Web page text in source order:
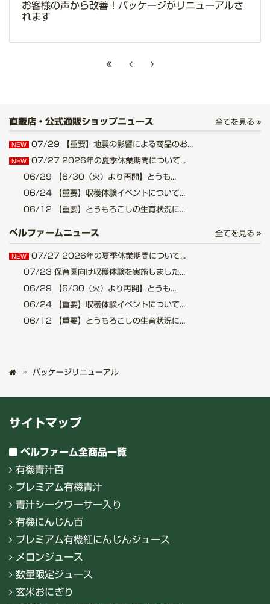
お客様の声から改善！パッケージがリニューアルさ
れます
直販店・公式通販ショップニュース 全てを見る
NEW 07/29 【重要】地震の影響による商品のお...
NEW 07/27 2026年の夏季休業期間について...
06/29 【6/30（火）より再開】とうも...
06/24 【重要】収穫体験イベントについて...
06/12 【重要】とうもろこしの生育状況に...
ベルファームニュース 全てを見る
NEW 07/27 2026年の夏季休業期間について...
07/23 保育園向け収穫体験を実施しました...
06/29 【6/30（火）より再開】とうも...
06/24 【重要】収穫体験イベントについて...
06/12 【重要】とうもろこしの生育状況に...
パッケージリニューアル
サイトマップ
ベルファーム全商品一覧
有機青汁百
プレミアム有機青汁
青汁シークワーサー入り
有機にんじん百
プレミアム有機紅にんじんジュース
メロンジュース
数量限定ジュース
玄米おにぎり